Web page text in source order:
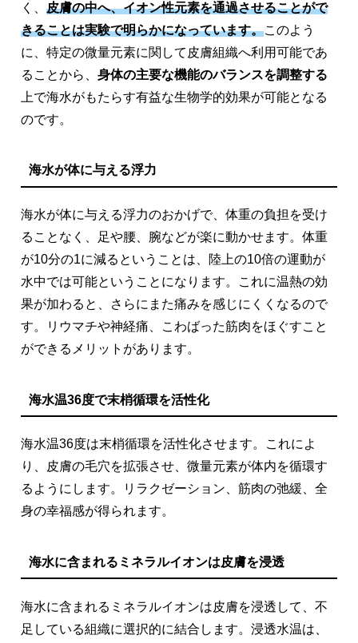
く、 皮膚の中へ、イオン性元素を通過させることがで
きることは実験で明らかになっています。このよう
に、特定の微量元素に関して皮膚組織へ利用可能であ
ることから、 身体の主要な機能のバランスを調整する
上で海水がもたらす有益な生物学的効果が可能となる
のです。
海水が体に与える浮力
海水が体に与える浮力のおかげで、体重の負担を受け
ることなく、足や腰、腕などが楽に動かせます。体重
が10分の1に減るということは、陸上の10倍の運動が
水中では可能ということになります。これに温熱の効
果が加わると、さらにまた痛みを感じにくくなるので
す。リウマチや神経痛、こわばった筋肉をほぐすこと
ができるメリットがあります。
海水温36度で末梢循環を活性化
海水温36度は末梢循環を活性化させます。これによ
り、皮膚の毛穴を拡張させ、微量元素が体内を循環す
るようにします。リラクゼーション、筋肉の弛緩、全
身の幸福感が得られます。
海水に含まれるミネラルイオンは皮膚を浸透
海水に含まれるミネラルイオンは皮膚を浸透して、不
足している組織に選択的に結合します。浸透水温は、